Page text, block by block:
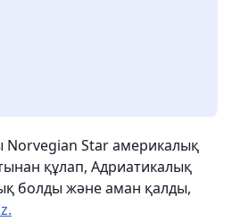
Norvegian Star америкалық
құлап, Адриатикалық
болды және аман қалды,